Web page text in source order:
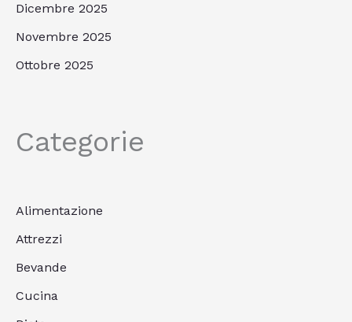
Dicembre 2025
Novembre 2025
Ottobre 2025
Categorie
Alimentazione
Attrezzi
Bevande
Cucina